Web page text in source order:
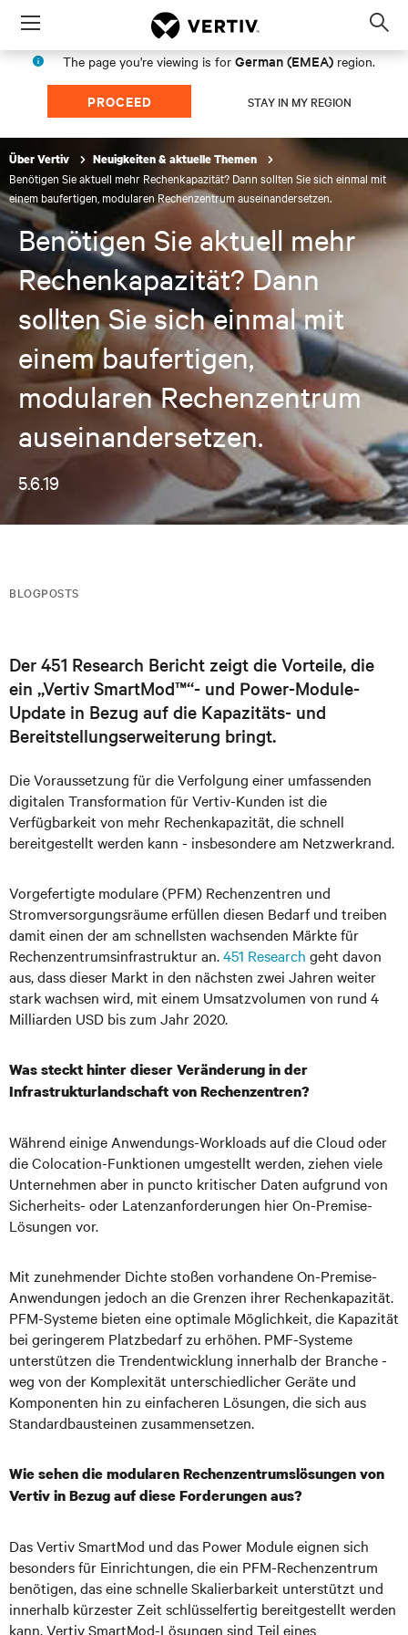
Menu
The page you're viewing is for German (EMEA) region.
PROCEED STAY IN MY REGION
Über Vertiv Neuigkeiten & aktuelle Themen
Benötigen Sie aktuell mehr Rechenkapazität? Dann sollten Sie sich einmal mit
einem baufertigen, modularen Rechenzentrum auseinandersetzen.
Benötigen Sie aktuell mehr
Rechenkapazität? Dann
sollten Sie sich einmal mit
einem baufertigen,
modularen Rechenzentrum
auseinandersetzen.
5.6.19
BLOGPOSTS
Der 451 Research Bericht zeigt die Vorteile, die
ein „Vertiv SmartMod™“- und Power-Module-
Update in Bezug auf die Kapazitäts- und
Bereitstellungserweiterung bringt.
Die Voraussetzung für die Verfolgung einer umfassenden
digitalen Transformation für Vertiv-Kunden ist die
Verfügbarkeit von mehr Rechenkapazität, die schnell
bereitgestellt werden kann - insbesondere am Netzwerkrand.
Vorgefertigte modulare (PFM) Rechenzentren und
Stromversorgungsräume erfüllen diesen Bedarf und treiben
damit einen der am schnellsten wachsenden Märkte für
Rechenzentrumsinfrastruktur an.451 Research geht davon
aus, dass dieser Markt in den nächsten zwei Jahren weiter
stark wachsen wird, mit einem Umsatzvolumen von rund 4
Milliarden USD bis zum Jahr 2020.
Was steckt hinter dieser Veränderung in der
Infrastrukturlandschaft von Rechenzentren?
Während einige Anwendungs-Workloads auf die Cloud oder
die Colocation-Funktionen umgestellt werden, ziehen viele
Unternehmen aber in puncto kritischer Daten aufgrund von
Sicherheits- oder Latenzanforderungen hier On-Premise-
Lösungen vor.
Mit zunehmender Dichte stoßen vorhandene On-Premise-
Anwendungen jedoch an die Grenzen ihrer Rechenkapazität.
PFM-Systeme bieten eine optimale Möglichkeit, die Kapazität
bei geringerem Platzbedarf zu erhöhen. PMF-Systeme
unterstützen die Trendentwicklung innerhalb der Branche -
weg von der Komplexität unterschiedlicher Geräte und
Komponenten hin zu einfacheren Lösungen, die sich aus
Standardbausteinen zusammensetzen.
Wie sehen die modularen Rechenzentrumslösungen von
Vertiv in Bezug auf diese Forderungen aus?
Das Vertiv SmartMod und das Power Module eignen sich
besonders für Einrichtungen, die ein PFM-Rechenzentrum
benötigen, das eine schnelle Skalierbarkeit unterstützt und
innerhalb kürzester Zeit schlüsselfertig bereitgestellt werden
kann. Vertiv SmartMod-Lösungen sind Teil eines